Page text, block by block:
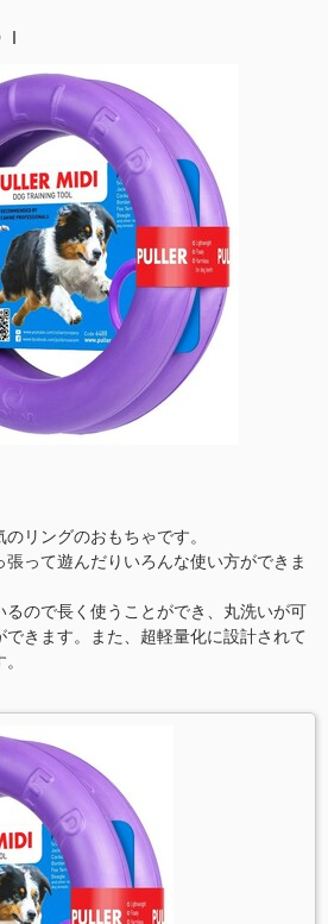
リングのおもちゃです。
って遊んだりいろんな使い方ができま
ので長く使うことができ、丸洗いが可
きます。また、超軽量化に設計されて